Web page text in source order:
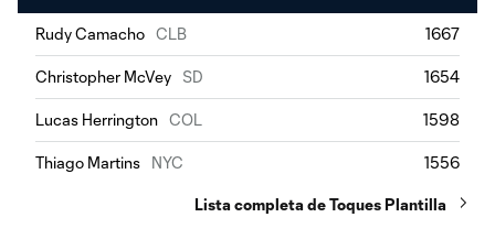
Rudy Camacho CLB 1667
Christopher McVey SD 1654
Lucas Herrington COL 1598
Thiago Martins NYC 1556
Lista completa de Toques Plantilla